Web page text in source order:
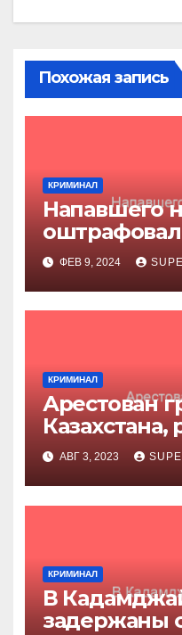
Похожая запись
КРИМИНАЛ
Напавшего
ФЕВ 9, 2024
КРИМИНАЛ
Арестован
за убийство
АВГ 3, 2023
КРИМИНАЛ
В
задержаны